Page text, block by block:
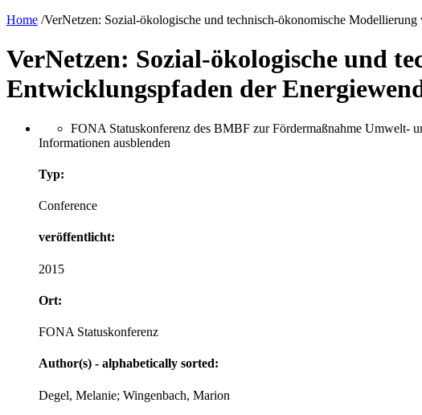
Home /VerNetzen: Sozial-ökologische und technisch-ökonomische
VerNetzen: Sozial-ökologische und
Entwicklungspfaden der
FONA Statuskonferenz des BMBF zur Fördermaßnahme Umwelt-
Informationen ausblenden
Typ:
Conference
veröffentlicht:
2015
Ort:
FONA Statuskonferenz
Author(s) - alphabetically sorted:
Degel, Melanie; Wingenbach, Marion